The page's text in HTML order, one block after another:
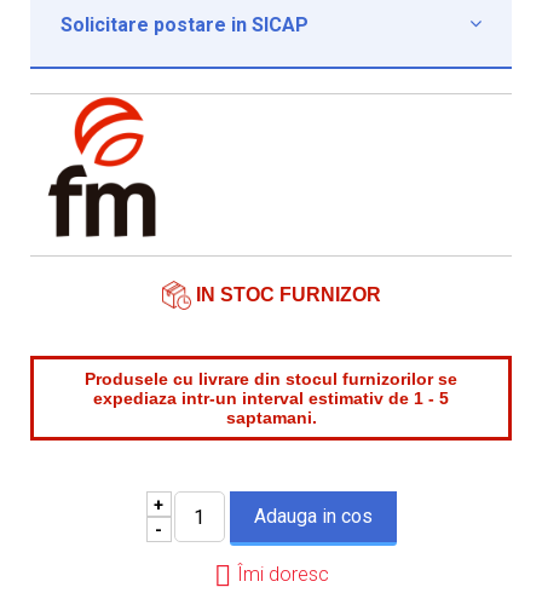
Solicitare postare in SICAP 
Institutie*
Nume contact*
IN STOC FURNIZOR
Produsele cu livrare din stocul furnizorilor se
expediaza intr-un interval estimativ de 1 - 5
saptamani.
+
-
Îmi doresc